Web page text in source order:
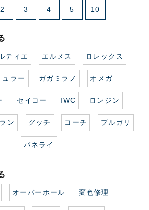
2 3 4 5 10
ティエ エルメス ロレックス
ュラー ガガミラノ オメガ
セイコー IWC ロンジン
ン グッチ コーチ ブルガリ
パネライ
オーバーホール 変色修理